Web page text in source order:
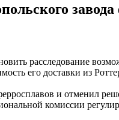
расследование
его доставки из
и отменил
комиссии